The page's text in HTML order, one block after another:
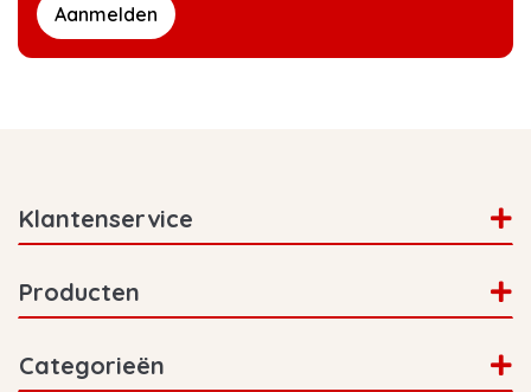
Aanmelden
Klantenservice
Producten
Categorieën